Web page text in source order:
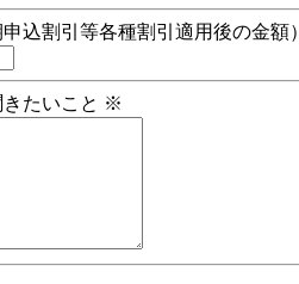
込割引等各種割引適用後の金額
たいこと ※